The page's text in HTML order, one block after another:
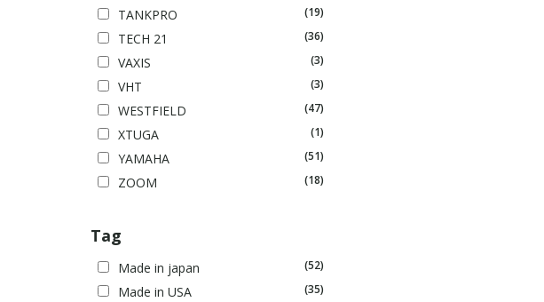
TANKPRO (19)
TECH 21 (36)
VAXIS (3)
VHT (3)
WESTFIELD (47)
XTUGA (1)
YAMAHA (51)
ZOOM (18)
Tag
Made in japan (52)
Made in USA (35)